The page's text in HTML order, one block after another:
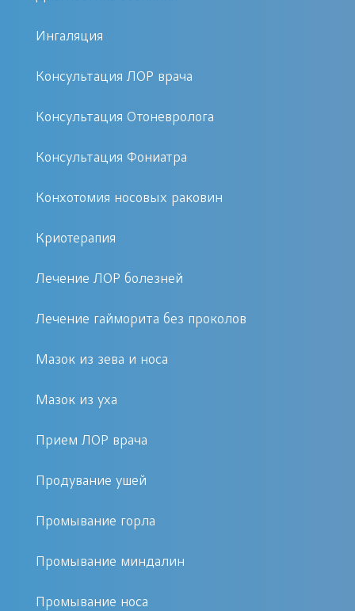
Санация катетером «Ямик»
состояниях:
Хронический синусит
Фронтит
Этмоидит
сроки облегчить состояние пациента,
устраняя застойные процессы в
дыхание.
Как проходит процедура
Во время процедуры катетер «Ямик»
вводится в носовую полость, создавая
которое врач с помощью вакуума
пазух. Пациент чувствует
минимальный дискомфорт, а сама
Ингаляция
Консультация ЛОР врача
Консультация Отоневролога
Консультация Фониатра
Конхотомия носовых раковин
Криотерапия
Лечение ЛОР болезней
Лечение гайморита без проколов
Мазок из зева и носа
Мазок из уха
Прием ЛОР врача
Продувание ушей
Промывание горла
Промывание миндалин
Промывание носа